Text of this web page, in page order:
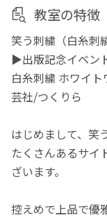
教室の特徴
笑う刺繍（白糸刺
▶出版記念イベン
白糸刺繍 ホワイ
芸社/つくりら
はじめまして、笑
たくさんあるサイ
ざいます。
控えめで上品で優